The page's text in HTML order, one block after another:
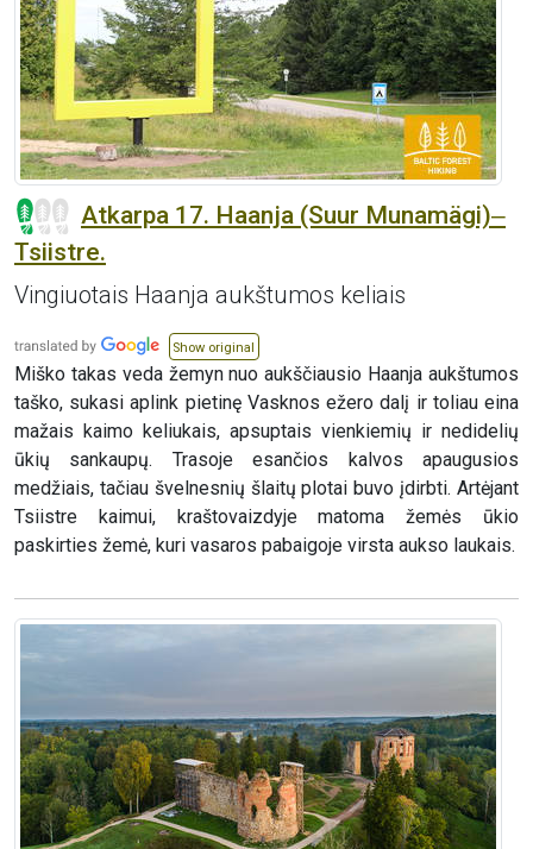
Atkarpa 17. Haanja (Suur Munamägi)‒
Tsiistre.
Vingiuotais Haanja aukštumos keliais
Show original
Miško takas veda žemyn nuo aukščiausio Haanja aukštumos
taško, sukasi aplink pietinę Vasknos ežero dalį ir toliau eina
mažais kaimo keliukais, apsuptais vienkiemių ir nedidelių
ūkių sankaupų. Trasoje esančios kalvos apaugusios
medžiais, tačiau švelnesnių šlaitų plotai buvo įdirbti. Artėjant
Tsiistre kaimui, kraštovaizdyje matoma žemės ūkio
paskirties žemė, kuri vasaros pabaigoje virsta aukso laukais.